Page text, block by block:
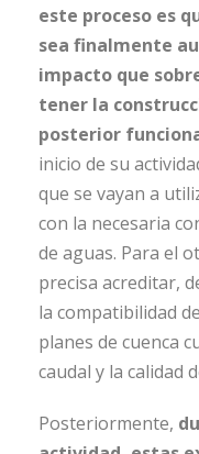
este proceso es
sea finalmente
impacto que
tener la
posterior
inicio de su
que se vayan a
con la necesaria
de aguas. Para el
precisa acreditar,
la compatibilidad
planes de cuenca
caudal y la calidad
Posteriormente,